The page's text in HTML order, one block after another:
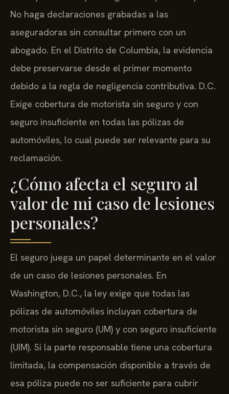
No haga declaraciones grabadas a las
aseguradoras sin consultar primero con un
abogado. En el Distrito de Columbia, la evidencia
debe preservarse desde el primer momento
debido a la regla de negligencia contributiva. D.C.
Exige cobertura de motorista sin seguro y con
seguro insuficiente en todas las pólizas de
automóviles, lo cual puede ser relevante para su
reclamación.
¿Cómo afecta el seguro al
valor de mi caso de lesiones
personales?
El seguro juega un papel determinante en el valor
de un caso de lesiones personales. En
Washington, D.C., la ley exige que todas las
pólizas de automóviles incluyan cobertura de
motorista sin seguro (UM) y con seguro insuficiente
(UIM). Si la parte responsable tiene una cobertura
limitada, la compensación disponible a través de
esa póliza puede no ser suficiente para cubrir